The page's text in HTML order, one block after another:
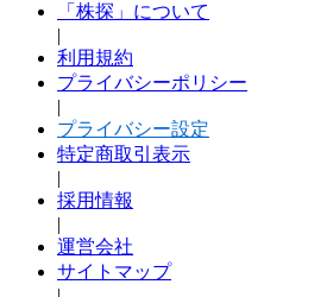
「株探」について
|
利用規約
プライバシーポリシー
|
プライバシー設定
特定商取引表示
|
採用情報
|
運営会社
サイトマップ